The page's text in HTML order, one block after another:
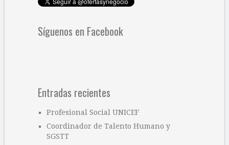
Síguenos en Facebook
Entradas recientes
Profesional Social UNICEF
Coordinador de Talento Humano y
SGSTT